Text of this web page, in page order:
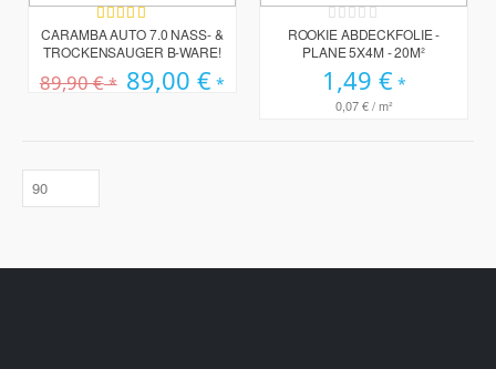
Bewertung:
87%
CARAMBA AUTO 7.0 NASS- &
TROCKENSAUGER B-WARE!
89,90 € Sonderpreis
89,00 €
Rating:
0%
ROOKIE ABDECKFOLIE -
PLANE 5X4M - 20M²
1,49 €
0,07 €/ m²